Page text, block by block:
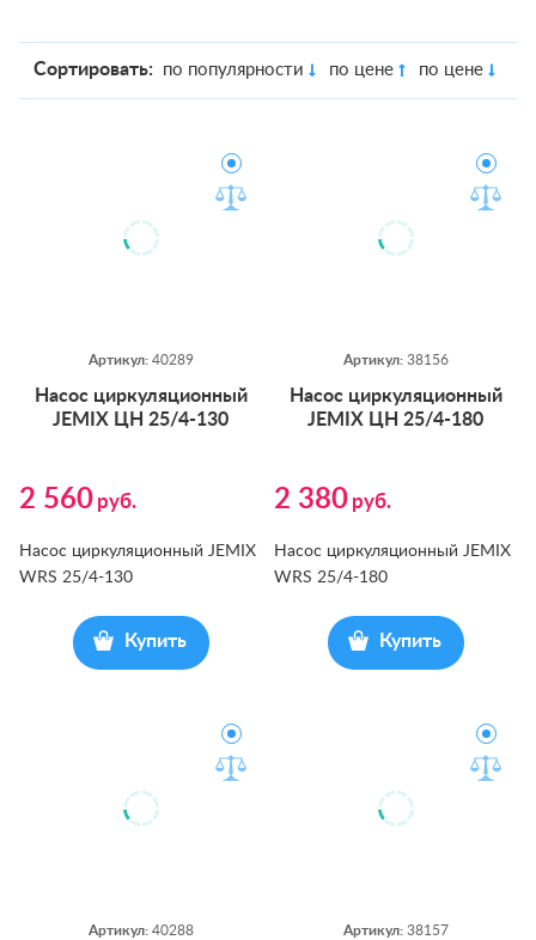
Сортировать: по популярности по цене по цене
Артикул: 40289
На­сос цир­ку­ляци­он­ный
JEMIX ЦН 25/4-130
2 560 руб.
Насос циркуляционный JEMIX
WRS 25/4-130
Купить
Артикул: 38156
На­сос цир­ку­ляци­он­ный
JEMIX ЦН 25/4-180
2 380 руб.
Насос циркуляционный JEMIX
WRS 25/4-180
Купить
Артикул: 40288 Артикул: 38157